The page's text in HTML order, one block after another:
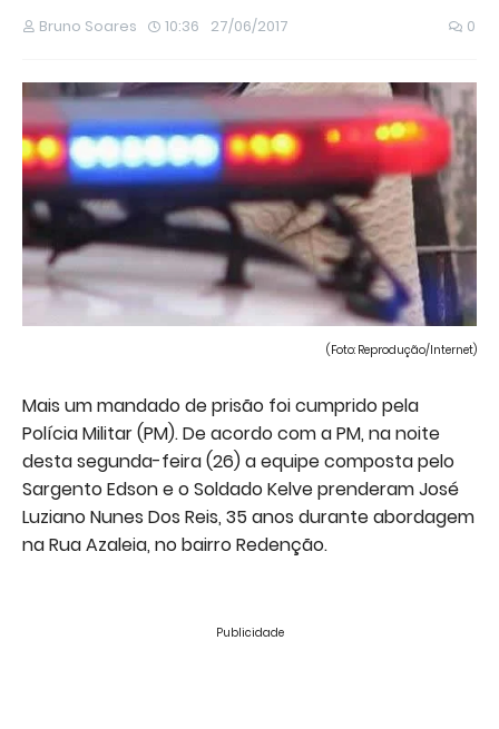
Bruno Soares 10:36 27/06/2017 0
(Foto: Reprodução/Internet)
Mais um mandado de prisão foi cumprido pela
Polícia Militar (PM). De acordo com a PM, na noite
desta segunda-feira (26) a equipe composta pelo
Sargento Edson e o Soldado Kelve prenderam José
Luziano Nunes Dos Reis, 35 anos durante abordagem
na Rua Azaleia, no bairro Redenção.
Publicidade